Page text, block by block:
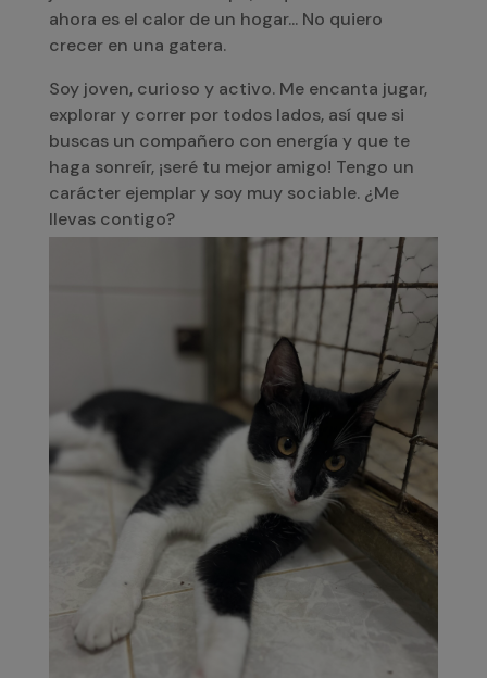
ahora es el calor de un hogar... No quiero
crecer en una gatera.
Soy joven, curioso y activo. Me encanta jugar,
explorar y correr por todos lados, así que si
buscas un compañero con energía y que te
haga sonreír, ¡seré tu mejor amigo! Tengo un
carácter ejemplar y soy muy sociable. ¿Me
llevas contigo?